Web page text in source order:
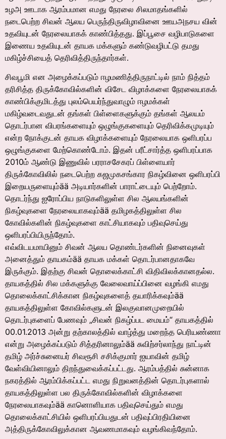
உழஅ ஊடாக ஆரம்பமான எமது நேரலை சிலமாதங்களில்
நடைபெற்ற சிவன் ஆலய பெருந்திருவிழாவினை ஊயஅநசய வின்
உதவியுடன் நேரலையாகக் காண்பித்தது. இப்பூசை வழிபாடுகளை
இணைய உதவியுடன் தாயக மக்களும் கண்டுவழிபட்டு தமது
மகிழ்ச்சியைத் தெரிவித்திருந்தார்கள்.
சிவபூமி என அழைக்கப்படும் ஈழமணித்திருநாட்டில் நாம் நித்தம்
தரிசித்த திருக்கோவில்களின் விசேட விழாக்களை நேரலையாகக்
காண்பிக்குமிடத்து புலம்பெயர்ந்துவாழும் ஈழமக்கள்
மகிழ்வடைவதுடன் தங்கள் பிள்ளைகளுக்கும் தங்கள் ஆலயம்
தொடர்பான விபரங்களையும் ஒழுங்குகளையும் தெரிவிக்கமுடியும்
என்ற நோக்குடன் தாயக விழாக்களையும் நேரலையாக ஒளிபரப்ப
ஒழுங்குகளை மேற்கொண்டோம். இதன் பரீட்சார்த்த ஒளிபரப்பாக
2010ம் ஆண்டு இணுவில் பரராசசேகரப் பிள்ளையார்
திருக்கோவிலில் நடைபெற்ற கஜமுகசங்கார நிகழ்வினை ஒளிபரப்பி
இறையருளையும்ää அடியார்களின் பாராட்டையும் பெற்றோம்.
தொடர்ந்து ஐரோப்பிய நாடுகளிலுள்ள சில ஆலயங்களின்
நிகழ்வுகளை நேரலையாகவும்ää தமிழகத்திலுள்ள சில
கோவில்களின் நிகழ்வுகளை காட்சியாகவும் பதிவுசெய்து
ஒளிபரப்பியிருந்தோம்.
எவ்விடயமாயினும் சிவன் ஆலய தொண்டர்களின் நினைவுகள்
அனைத்தும் தாயகம்ää தாயக மக்கள் தொடர்பானதாகவே
இருக்கும். இதற்கு சிவன் தொலைக்காட்சி விதிவிலக்கானதல்ல.
தாயகத்தில் சில மக்களுக்கு வேலைவாய்ப்பினை வழங்கி எமது
தொலைக்காட்சிக்கான நிகழ்வுகளைத் தயாரிக்கவும்ää
தாயகத்திலுள்ள கோவில்களுடன் இலகுவானமுறையில்
தொடர்புகளைப் பேணவும் „சிவன் நிகழ்ப்பட மையம்“ தாயகத்தில்
00.01.2013 அன்று தற்காலத்தில் வாழ்த்து மறைந்த பெரியண்ணா
என்று அழைக்கப்படும் சித்தரினாலும்ää சுவிற்சர்லாந்து நாட்டின்
தமிழ் அர்ச்சுனையர் சிவரூசி சசிக்குமார் ஐயாவின் தமிழ்
வேள்வியினாலும் திறந்துவைக்கப்பட்டது. ஆரம்பத்தில் சுன்னாக
நகரத்தில் ஆரம்பிக்கப்பட்ட எமது நிறுவனத்தின் தொடர்புகளால்
தாயகத்திலுள்ள பல திருக்கோவில்களின் விழாக்களை
நேரலையாகவும்ää கானொளியாக பதிவுசெய்தும் எமது
தொலைக்காட்சியில் ஒளிபரப்பியதுடன் பதிவுப்பிரதியினை
அத்திருக்கோவிலுக்கான ஆவணமாகவும் வழங்கிவந்தோம்.